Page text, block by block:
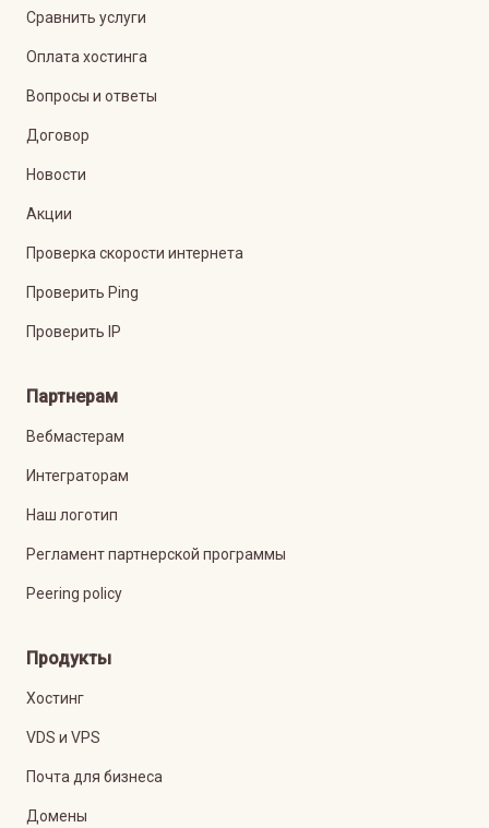
Сравнить услуги
Оплата хостинга
Вопросы и ответы
Договор
Новости
Акции
Проверка скорости интернета
Проверить Ping
Проверить IP
Партнерам
Вебмастерам
Интеграторам
Наш логотип
Регламент партнерской программы
Peering policy
Продукты
Хостинг
VDS и VPS
Почта для бизнеса
Домены